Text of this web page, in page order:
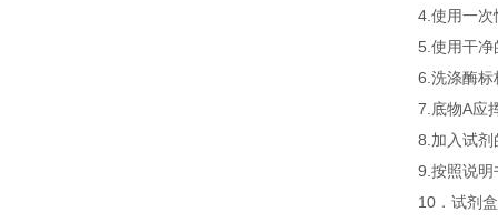
4.使用一次
5.使用干净
6.洗涤酶标
7.底物A应
8.加入试剂
9.按照说明
10．试剂